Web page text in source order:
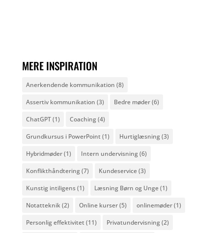
MERE INSPIRATION
Anerkendende kommunikation (8)
Assertiv kommunikation (3) Bedre møder(6)
ChatGPT(1) Coaching(4)
Grundkursus i PowerPoint (1) Hurtiglæsning(3)
Hybridmøder(1) Intern undervisning(6)
Konflikthåndtering(7) Kundeservice(3)
Kunstig intiligens(1) Læsning Børn og Unge(1)
Notatteknik (2) Online kurser(5) onlinemøder(1)
Personlig effektivitet (11) Privatundervisning(2)